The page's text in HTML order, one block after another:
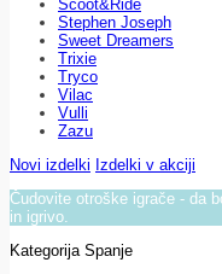
Scoot&Ride
Stephen Joseph
Sweet Dreamers
Trixie
Tryco
Vilac
Vulli
Zazu
Novi izdelki Izdelki v akciji
Čudovite otroške igrače - da
in igrivo.
Kategorija Spanje